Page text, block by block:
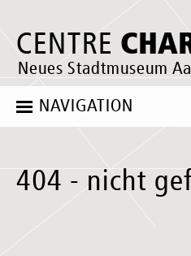
CENTRE
Neues Stadtmuseum
NAVIGATION
404 - nicht